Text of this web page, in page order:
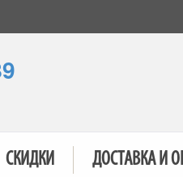
СКИДКИ ДОСТАВКА И